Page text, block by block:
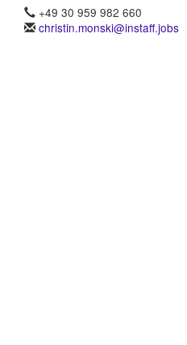
+49 30 959 982 660
christin.monski@instaff.jobs